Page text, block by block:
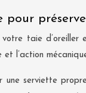
pour
taie
l’action
serviette